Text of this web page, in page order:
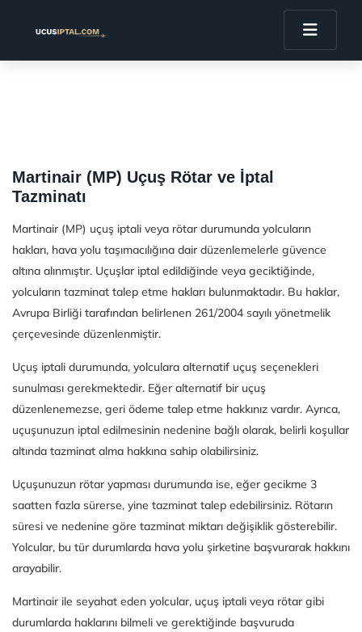
Martinair (MP) Uçuş Rötar ve İptal
Tazminatı
Martinair (MP) uçuş iptali veya rötar durumunda yolcuların
hakları, hava yolu taşımacılığına dair düzenlemelerle güvence
altına alınmıştır. Uçuşlar iptal edildiğinde veya geciktiğinde,
yolcuların tazminat talep etme hakları bulunmaktadır. Bu haklar,
Avrupa Birliği tarafından belirlenen 261/2004 sayılı yönetmelik
çerçevesinde düzenlenmiştir.
Uçuş iptali durumunda, yolculara alternatif uçuş seçenekleri
sunulması gerekmektedir. Eğer alternatif bir uçuş
düzenlenemezse, geri ödeme talep etme hakkınız vardır. Ayrıca,
uçuşunuzun iptal edilmesinin nedenine bağlı olarak, belirli koşullar
altında tazminat alma hakkına sahip olabilirsiniz.
Uçuşunuzun rötar yapması durumunda ise, eğer gecikme 3
saatten fazla sürerse, yine tazminat talep edebilirsiniz. Rötarın
süresi ve nedenine göre tazminat miktarı değişiklik gösterebilir.
Yolcular, bu tür durumlarda hava yolu şirketine başvurarak hakkını
arayabilir.
Martinair ile seyahat eden yolcular, uçuş iptali veya rötar gibi
durumlarda haklarını bilmeli ve gerektiğinde başvuruda